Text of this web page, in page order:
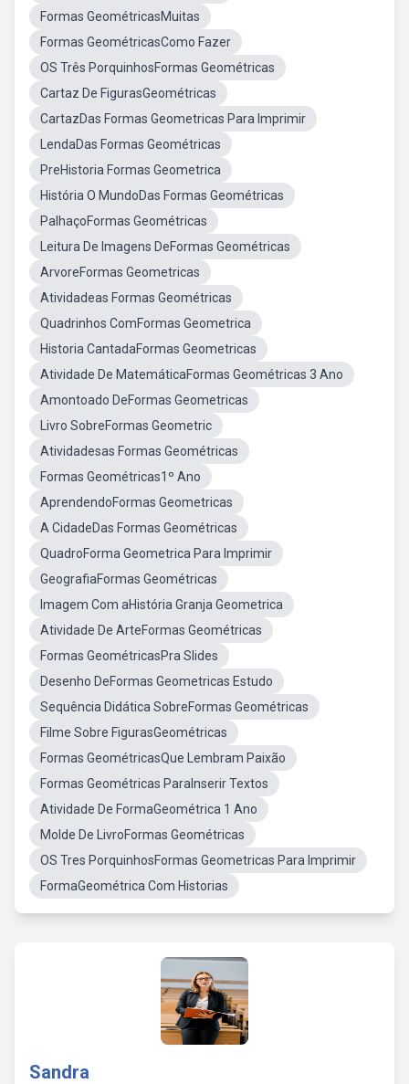
Formas GeométricasMuitas
Formas GeométricasComo Fazer
OS Três PorquinhosFormas Geométricas
Cartaz De FigurasGeométricas
CartazDas Formas Geometricas Para Imprimir
LendaDas Formas Geométricas
PreHistoria Formas Geometrica
História O MundoDas Formas Geométricas
PalhaçoFormas Geométricas
Leitura De Imagens DeFormas Geométricas
ArvoreFormas Geometricas
Atividadeas Formas Geométricas
Quadrinhos ComFormas Geometrica
Historia CantadaFormas Geometricas
Atividade De MatemáticaFormas Geométricas 3 Ano
Amontoado DeFormas Geometricas
Livro SobreFormas Geometric
Atividadesas Formas Geométricas
Formas Geométricas1º Ano
AprendendoFormas Geometricas
A CidadeDas Formas Geométricas
QuadroForma Geometrica Para Imprimir
GeografiaFormas Geométricas
Imagem Com aHistória Granja Geometrica
Atividade De ArteFormas Geométricas
Formas GeométricasPra Slides
Desenho DeFormas Geometricas Estudo
Sequência Didática SobreFormas Geométricas
Filme Sobre FigurasGeométricas
Formas GeométricasQue Lembram Paixão
Formas Geométricas ParaInserir Textos
Atividade De FormaGeométrica 1 Ano
Molde De LivroFormas Geométricas
OS Tres PorquinhosFormas Geometricas Para Imprimir
FormaGeométrica Com Historias
Sandra